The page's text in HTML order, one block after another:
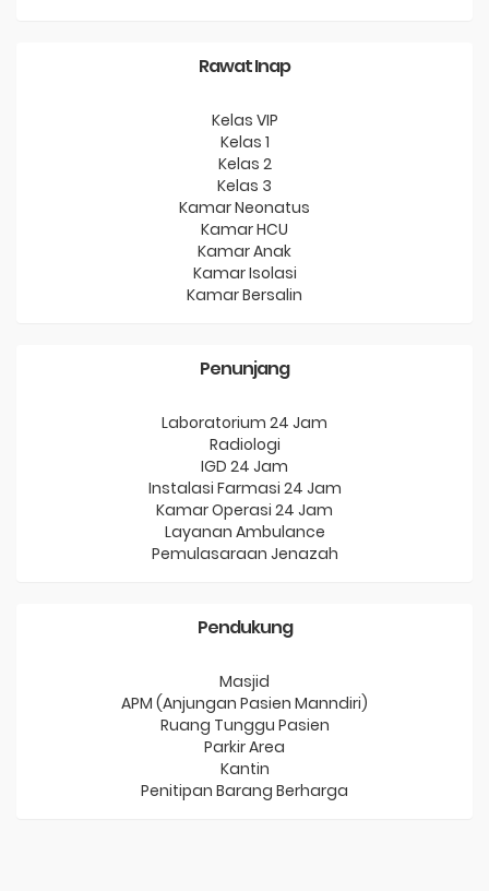
Rawat Inap
Kelas VIP
Kelas 1
Kelas 2
Kelas 3
Kamar Neonatus
Kamar HCU
Kamar Anak
Kamar Isolasi
Kamar Bersalin
Penunjang
Laboratorium 24 Jam
Radiologi
IGD 24 Jam
Instalasi Farmasi 24 Jam
Kamar Operasi 24 Jam
Layanan Ambulance
Pemulasaraan Jenazah
Pendukung
Masjid
APM (Anjungan Pasien Manndiri)
Ruang Tunggu Pasien
Parkir Area
Kantin
Penitipan Barang Berharga